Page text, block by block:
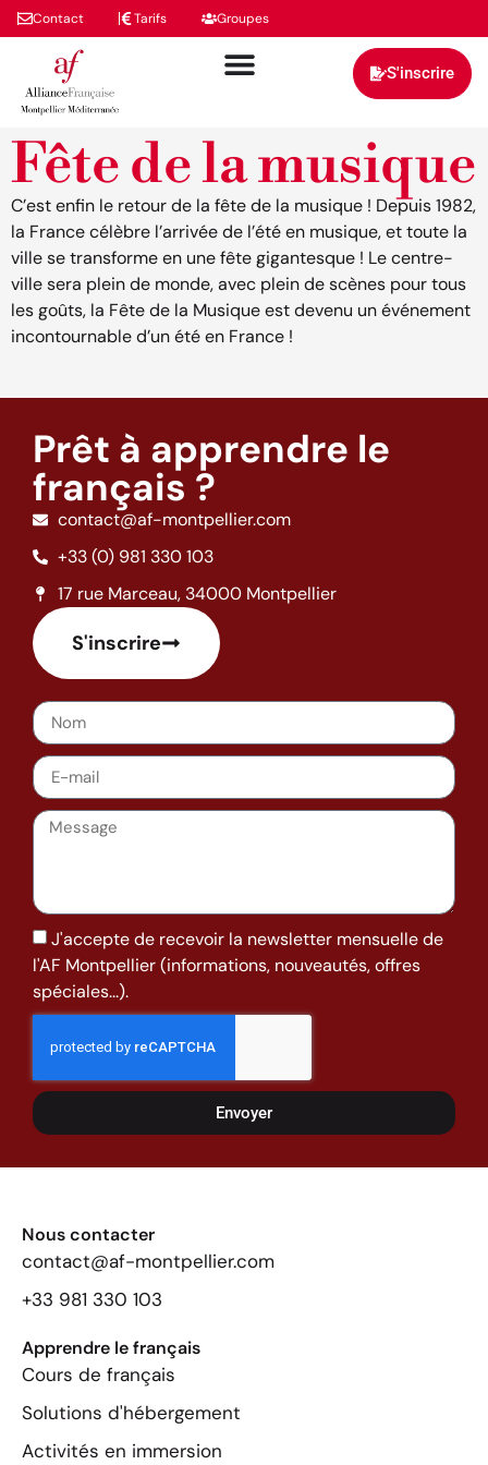
Contact Tarifs Groupes
S'inscrire
Fête de la musique
C’est enfin le retour de la fête de la musique ! Depuis 1982,
la France célèbre l’arrivée de l’été en musique, et toute la
ville se transforme en une fête gigantesque ! Le centre-
ville sera plein de monde, avec plein de scènes pour tous
les goûts, la Fête de la Musique est devenu un événement
incontournable d’un été en France !
Prêt à apprendre le
français ?
contact@af-montpellier.com
+33 (0) 981 330 103
17 rue Marceau, 34000 Montpellier
S'inscrire
J'accepte de recevoir la newsletter mensuelle de
l'AF Montpellier (informations, nouveautés, offres
spéciales...).
Envoyer
Nous contacter
contact@af-montpellier.com
+33 981 330 103
Apprendre le français
Cours de français
Solutions d'hébergement
Activités en immersion